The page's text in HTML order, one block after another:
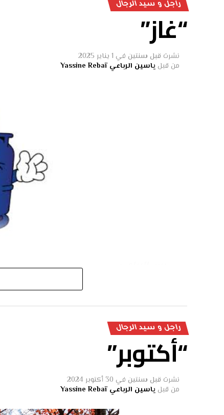
راجل و سيد الرجال
“غاز”
نشرت قبل سنتين في 1 يناير 2025
من قبل ياسين الرباعي Yassine Rebaï
-ابويا ابويا توة كنت نلعب في الكورة
ماشي نكدسوا هكة ياخي
الصف وتجيبلنا دبوسة
راجل و سيد الرجال
“أكتوبر”
نشرت قبل سنتين في 30 أكتوبر 2024
من قبل ياسين الرباعي Yassine Rebaï